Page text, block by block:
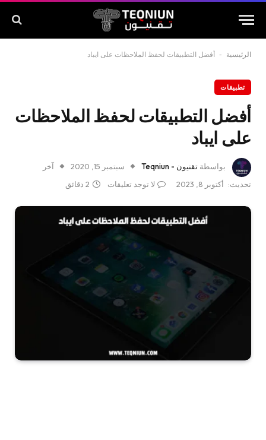
الرئيسية - أفضل التطبيقات لحفظ الملاحظات على ايباد
تطبيقات
أفضل التطبيقات لحفظ الملاحظات
على ايباد
بواسطة تقنيون - Teqniun سبتمبر 15, 2020
آخر
تحديث:
أكتوبر 8, 2023 لا توجد تعليقات 2 دقائق